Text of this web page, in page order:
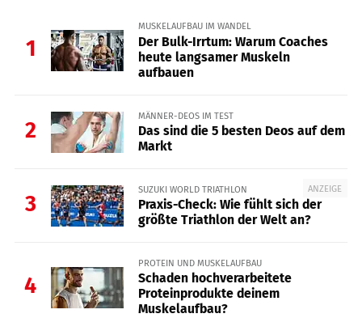
1
MUSKELAUFBAU IM WANDEL
Der Bulk-Irrtum: Warum Coaches
heute langsamer Muskeln
aufbauen
2
MÄNNER-DEOS IM TEST
Das sind die 5 besten Deos auf dem
Markt
3
ANZEIGE
SUZUKI WORLD TRIATHLON
Praxis-Check: Wie fühlt sich der
größte Triathlon der Welt an?
4
PROTEIN UND MUSKELAUFBAU
Schaden hochverarbeitete
Proteinprodukte deinem
Muskelaufbau?